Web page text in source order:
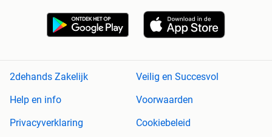
2dehands Zakelijk
Veilig en Succesvol
Help en info
Voorwaarden
Privacyverklaring
Cookiebeleid